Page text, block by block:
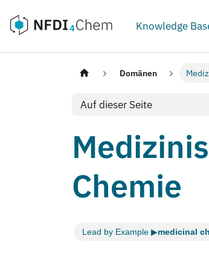
Knowledge
Domänen
Auf dieser Seite
Chemie
Lead by Example ▶medicinal